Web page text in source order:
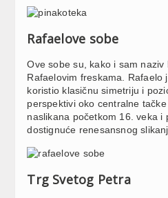
Rafaelove sobe
Ove sobe su, kako i sam naziv
Rafaelovim freskama. Rafaelo
koristio klasičnu simetriju i
perspektivi oko centralne
naslikana početkom 16. veka i
dostignuće renesansnog
Trg Svetog Petra